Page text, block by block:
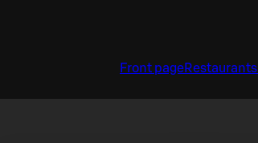
Front pageRestaurants